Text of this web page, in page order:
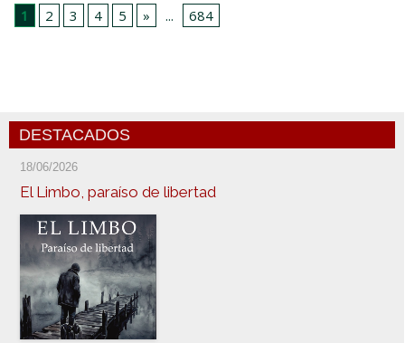
1
2 3 4 5 » ... 684
DESTACADOS
18/06/2026
El Limbo, paraíso de libertad